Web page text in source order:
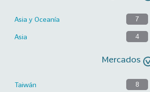
Asia y Oceanía 7
Asia 4
Mercados
Taiwán 8